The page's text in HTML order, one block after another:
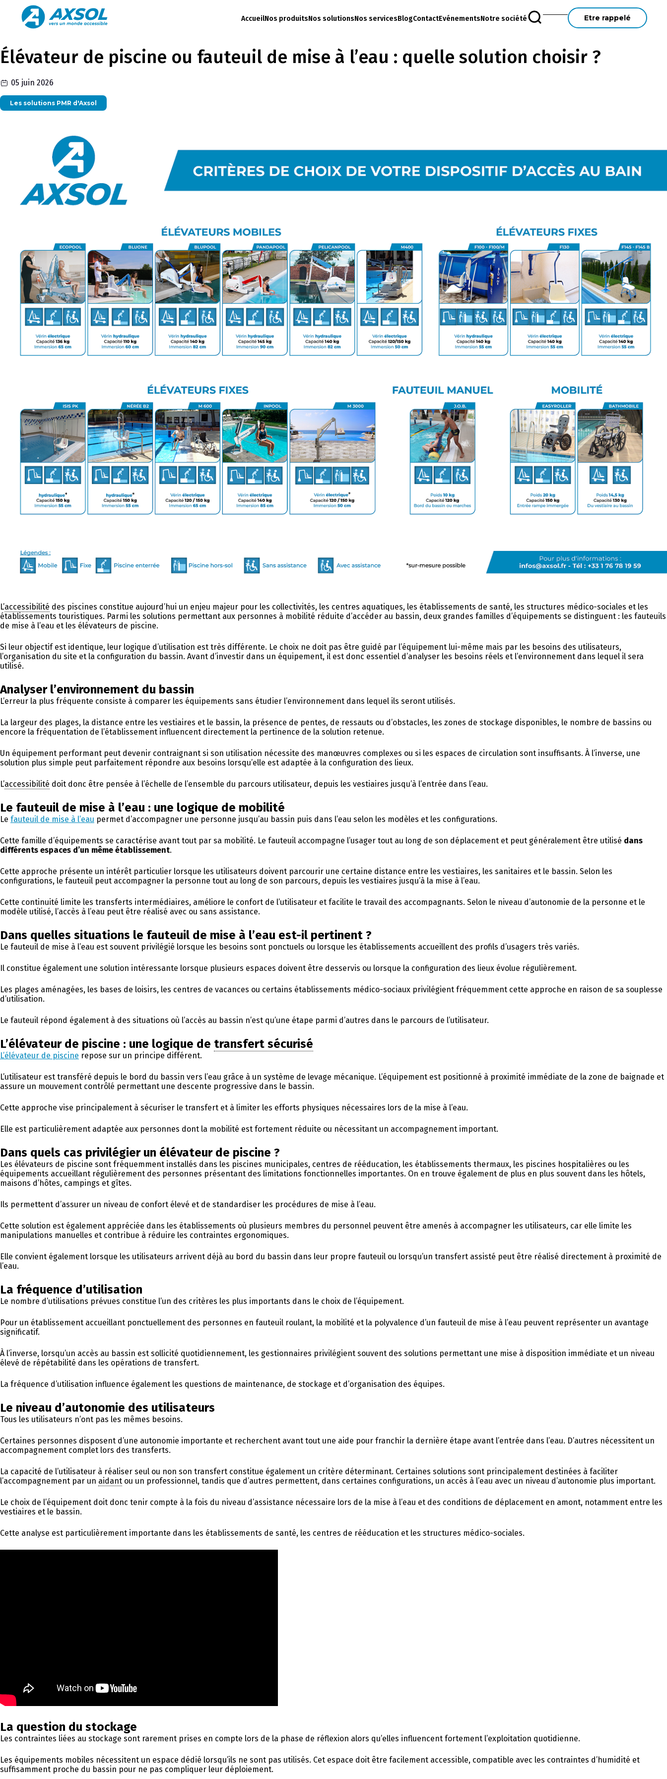
AccueilNos produitsNos solutionsNos servicesBlogContactEvénementsNotre société Etre rappelé
Élévateur de piscine ou fauteuil de mise à l’eau : quelle solution choisir ?
05 juin 2026
Les solutions PMR d'Axsol
L’accessibilité des piscines constitue aujourd’hui un enjeu majeur pour les collectivités, les centres aquatiques, les établissements de santé, les structures médico-sociales et les
établissements touristiques. Parmi les solutions permettant aux personnes à mobilité réduite d’accéder au bassin, deux grandes familles d’équipements se distinguent : les fauteuils
de mise à l’eau et les élévateurs de piscine.
Si leur objectif est identique, leur logique d’utilisation est très différente. Le choix ne doit pas être guidé par l’équipement lui-même mais par les besoins des utilisateurs,
l’organisation du site et la configuration du bassin. Avant d’investir dans un équipement, il est donc essentiel d’analyser les besoins réels et l’environnement dans lequel il sera
utilisé.
Analyser l’environnement du bassin
L’erreur la plus fréquente consiste à comparer les équipements sans étudier l’environnement dans lequel ils seront utilisés.
La largeur des plages, la distance entre les vestiaires et le bassin, la présence de pentes, de ressauts ou d’obstacles, les zones de stockage disponibles, le nombre de bassins ou
encore la fréquentation de l’établissement influencent directement la pertinence de la solution retenue.
Un équipement performant peut devenir contraignant si son utilisation nécessite des manœuvres complexes ou si les espaces de circulation sont insuffisants. À l’inverse, une
solution plus simple peut parfaitement répondre aux besoins lorsqu’elle est adaptée à la configuration des lieux.
L’accessibilité doit donc être pensée à l’échelle de l’ensemble du parcours utilisateur, depuis les vestiaires jusqu’à l’entrée dans l’eau.
Le fauteuil de mise à l’eau : une logique de mobilité
Le fauteuil de mise à l’eau permet d’accompagner une personne jusqu’au bassin puis dans l’eau selon les modèles et les configurations.
Cette famille d’équipements se caractérise avant tout par sa mobilité. Le fauteuil accompagne l’usager tout au long de son déplacement et peut généralement être utilisé dans
différents espaces d’un même établissement.
Cette approche présente un intérêt particulier lorsque les utilisateurs doivent parcourir une certaine distance entre les vestiaires, les sanitaires et le bassin. Selon les
configurations, le fauteuil peut accompagner la personne tout au long de son parcours, depuis les vestiaires jusqu’à la mise à l’eau.
Cette continuité limite les transferts intermédiaires, améliore le confort de l’utilisateur et facilite le travail des accompagnants. Selon le niveau d’autonomie de la personne et le
modèle utilisé, l’accès à l’eau peut être réalisé avec ou sans assistance.
Dans quelles situations le fauteuil de mise à l’eau est-il pertinent ?
Le fauteuil de mise à l’eau est souvent privilégié lorsque les besoins sont ponctuels ou lorsque les établissements accueillent des profils d’usagers très variés.
Il constitue également une solution intéressante lorsque plusieurs espaces doivent être desservis ou lorsque la configuration des lieux évolue régulièrement.
Les plages aménagées, les bases de loisirs, les centres de vacances ou certains établissements médico-sociaux privilégient fréquemment cette approche en raison de sa souplesse
d’utilisation.
Le fauteuil répond également à des situations où l’accès au bassin n’est qu’une étape parmi d’autres dans le parcours de l’utilisateur.
L’élévateur de piscine : une logique de transfert sécurisé
L’élévateur de piscine repose sur un principe différent.
L’utilisateur est transféré depuis le bord du bassin vers l’eau grâce à un système de levage mécanique. L’équipement est positionné à proximité immédiate de la zone de baignade et
assure un mouvement contrôlé permettant une descente progressive dans le bassin.
Cette approche vise principalement à sécuriser le transfert et à limiter les efforts physiques nécessaires lors de la mise à l’eau.
Elle est particulièrement adaptée aux personnes dont la mobilité est fortement réduite ou nécessitant un accompagnement important.
Dans quels cas privilégier un élévateur de piscine ?
Les élévateurs de piscine sont fréquemment installés dans les piscines municipales, centres de rééducation, les établissements thermaux, les piscines hospitalières ou les
équipements accueillant régulièrement des personnes présentant des limitations fonctionnelles importantes. On en trouve également de plus en plus souvent dans les hôtels,
maisons d’hôtes, campings et gîtes.
Ils permettent d’assurer un niveau de confort élevé et de standardiser les procédures de mise à l’eau.
Cette solution est également appréciée dans les établissements où plusieurs membres du personnel peuvent être amenés à accompagner les utilisateurs, car elle limite les
manipulations manuelles et contribue à réduire les contraintes ergonomiques.
Elle convient également lorsque les utilisateurs arrivent déjà au bord du bassin dans leur propre fauteuil ou lorsqu’un transfert assisté peut être réalisé directement à proximité de
l’eau.
La fréquence d’utilisation
Le nombre d’utilisations prévues constitue l’un des critères les plus importants dans le choix de l’équipement.
Pour un établissement accueillant ponctuellement des personnes en fauteuil roulant, la mobilité et la polyvalence d’un fauteuil de mise à l’eau peuvent représenter un avantage
significatif.
À l’inverse, lorsqu’un accès au bassin est sollicité quotidiennement, les gestionnaires privilégient souvent des solutions permettant une mise à disposition immédiate et un niveau
élevé de répétabilité dans les opérations de transfert.
La fréquence d’utilisation influence également les questions de maintenance, de stockage et d’organisation des équipes.
Le niveau d’autonomie des utilisateurs
Tous les utilisateurs n’ont pas les mêmes besoins.
Certaines personnes disposent d’une autonomie importante et recherchent avant tout une aide pour franchir la dernière étape avant l’entrée dans l’eau. D’autres nécessitent un
accompagnement complet lors des transferts.
La capacité de l’utilisateur à réaliser seul ou non son transfert constitue également un critère déterminant. Certaines solutions sont principalement destinées à faciliter
l’accompagnement par un aidant ou un professionnel, tandis que d’autres permettent, dans certaines configurations, un accès à l’eau avec un niveau d’autonomie plus important.
Le choix de l’équipement doit donc tenir compte à la fois du niveau d’assistance nécessaire lors de la mise à l’eau et des conditions de déplacement en amont, notamment entre les
vestiaires et le bassin.
Cette analyse est particulièrement importante dans les établissements de santé, les centres de rééducation et les structures médico-sociales.
La question du stockage
Les contraintes liées au stockage sont rarement prises en compte lors de la phase de réflexion alors qu’elles influencent fortement l’exploitation quotidienne.
Les équipements mobiles nécessitent un espace dédié lorsqu’ils ne sont pas utilisés. Cet espace doit être facilement accessible, compatible avec les contraintes d’humidité et
suffisamment proche du bassin pour ne pas compliquer leur déploiement.